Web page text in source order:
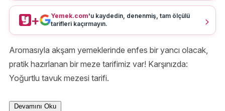
+ Yemek.com'u kaydedin, denenmiş, tam ölçülü
tarifleri kaçırmayın.
Aromasıyla akşam yemeklerinde enfes bir yancı olacak,
pratik hazırlanan bir meze tarifimiz var! Karşınızda:
Yoğurtlu tavuk mezesi tarifi.
Devamını Oku